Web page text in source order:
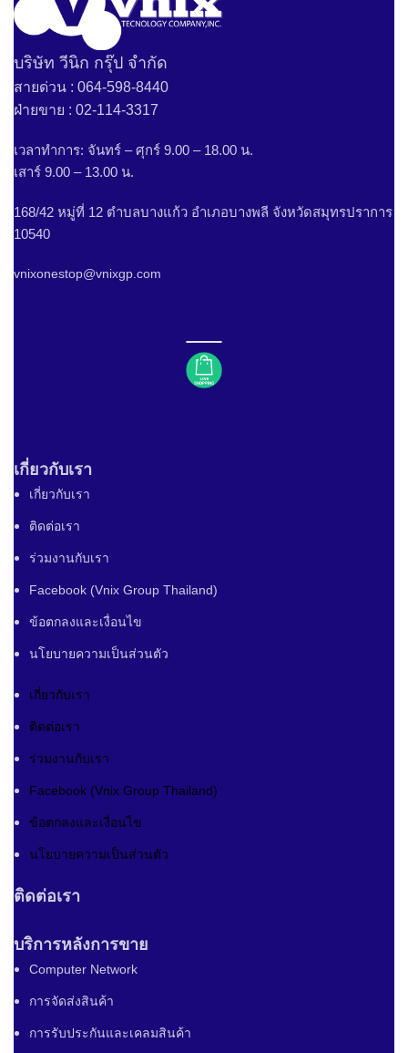
บริษัท วีนิก กรุ๊ป จำกัด
สายด่วน : 064-598-8440
ฝ่ายขาย : 02-114-3317
เวลาทำการ: จันทร์ – ศุกร์ 9.00 – 18.00 น.
เสาร์ 9.00 – 13.00 น.
168/42 หมู่ที่ 12 ตำบลบางแก้ว อำเภอบางพลี จังหวัดสมุทรปราการ
10540
vnixonestop@vnixgp.com
เกี่ยวกับเรา
เกี่ยวกับเรา
ติดต่อเรา
ร่วมงานกับเรา
Facebook (Vnix Group Thailand)
ข้อตกลงและเงื่อนไข
นโยบายความเป็นส่วนตัว
เกี่ยวกับเรา
ติดต่อเรา
ร่วมงานกับเรา
Facebook (Vnix Group Thailand)
ข้อตกลงและเงื่อนไข
นโยบายความเป็นส่วนตัว
ติดต่อเรา
บริการหลังการขาย
Computer Network
การจัดส่งสินค้า
การรับประกันและเคลมสินค้า